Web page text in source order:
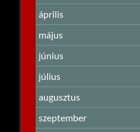
április
május
június
július
augusztus
szeptember